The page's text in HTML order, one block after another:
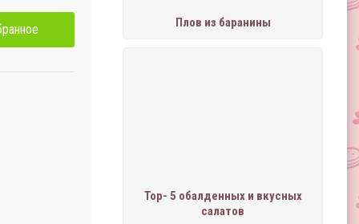
Плов из баранины
Тор- 5 обалденных и вкусных
салатов